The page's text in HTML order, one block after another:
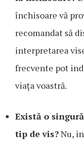
închisoare vă
recomandat să
interpretarea
frecvente pot
viața voastră.
Există o
tip de vis?Nu,